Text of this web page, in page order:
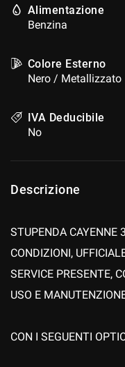
Alimentazione
Benzina
Colore Esterno
Nero / Metallizzato
IVA Deducibile
No
Descrizione
STUPENDA CAYENNE
CONDIZIONI,
SERVICE PRESENTE,
USO E
CON I SEGUENTI
e
sul
questi
strumenti
tracciamento
si
rimanda
cookie
Puoi
modificare
le
scelte
in